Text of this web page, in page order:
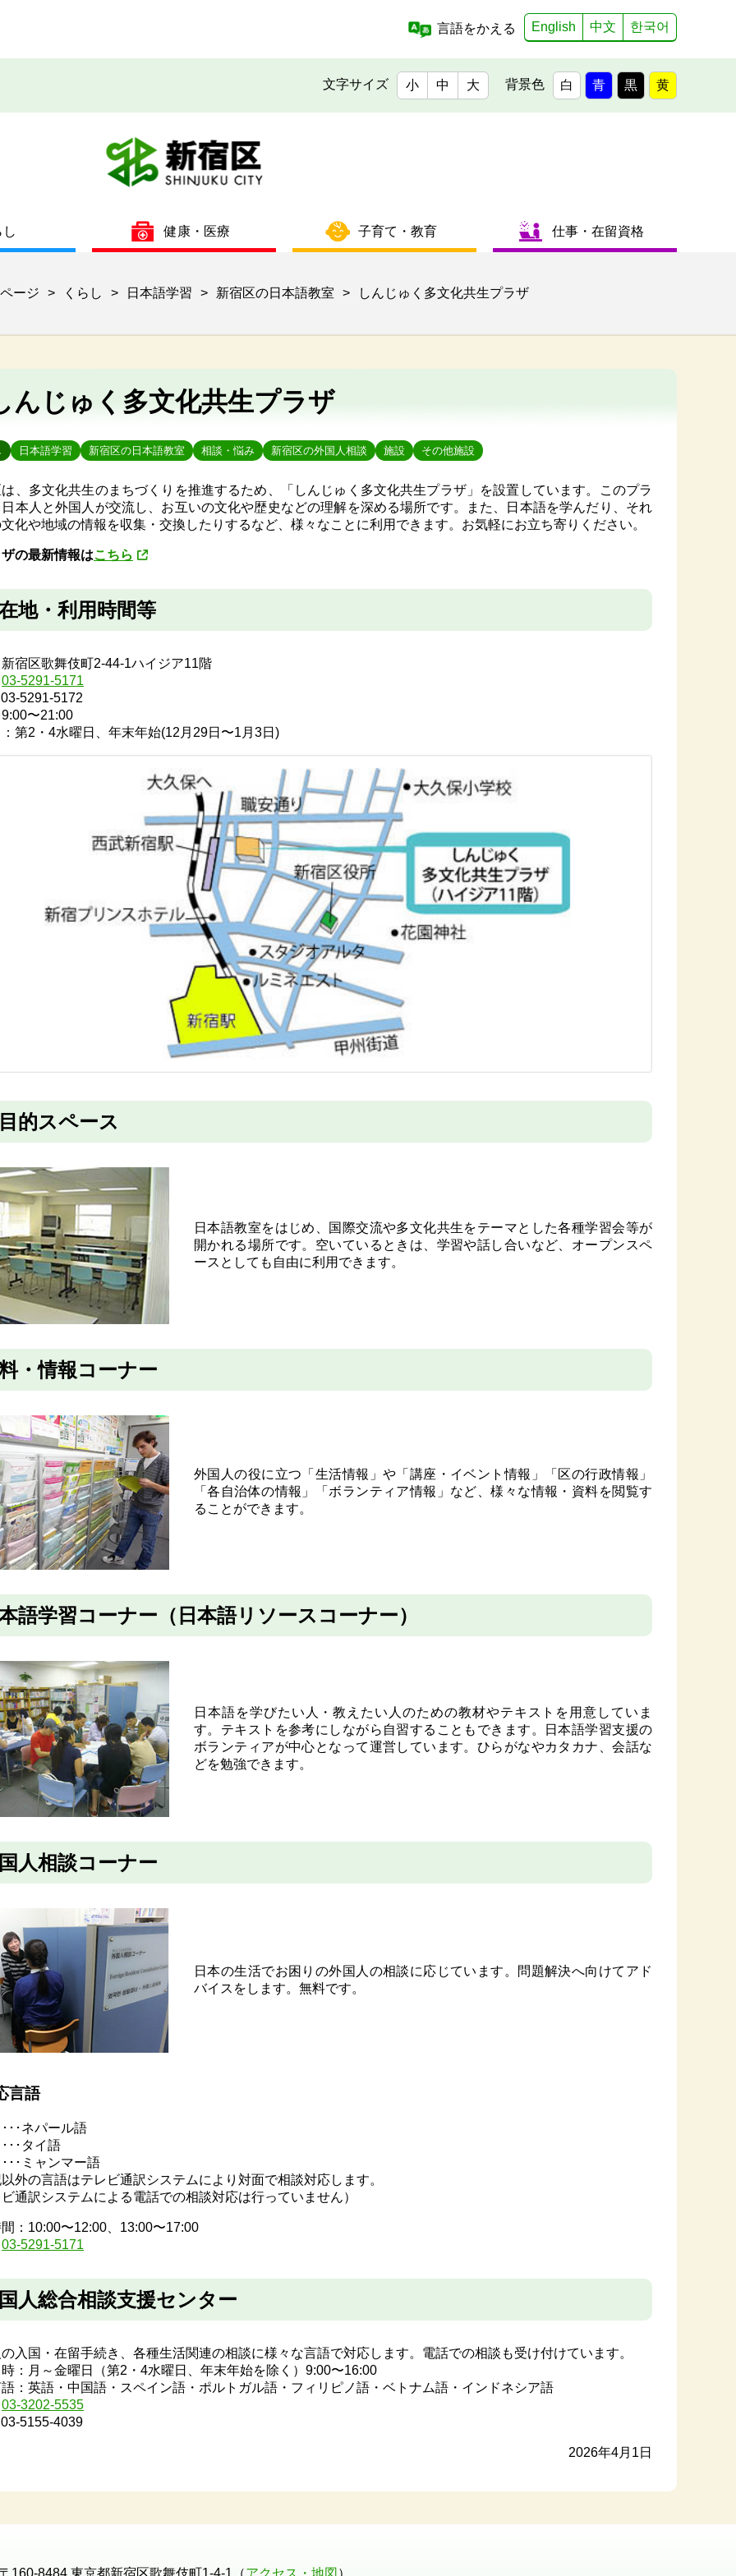
言語をかえる English 中文 한국어
文字サイズ 小 中 大 背景色 白 青 黒 黄
健康・医療 子育て・教育 仕事・在留資格
ージ > くらし > 日本語学習 > 新宿区の日本語教室 > しんじゅく多文化共生プラザ
んじゅく多文化共生プラザ
日本語学習 新宿区の日本語教室 相談・悩み 新宿区の外国人相談 施設 その他施設
、多文化共生のまちづくりを推進するため、「しんじゅく多文化共生プラザ」を設置しています。このプラ
本人と外国人が交流し、お互いの文化や歴史などの理解を深める場所です。また、日本語を学んだり、それ
化や地域の情報を収集・交換したりするなど、様々なことに利用できます。お気軽にお立ち寄りください。
の最新情報はこちら
地・利用時間等
宿区歌舞伎町2-44-1ハイジア11階
03-5291-5171
5291-5172
〜21:00
第2・4水曜日、年末年始(12月29日〜1月3日)
的スペース
日本語教室をはじめ、国際交流や多文化共生をテーマとした各種学習会等が
開かれる場所です。空いているときは、学習や話し合いなど、オープンスペ
ースとしても自由に利用できます。
・情報コーナー
外国人の役に立つ「生活情報」や「講座・イベント情報」「区の行政情報」
「各自治体の情報」「ボランティア情報」など、様々な情報・資料を閲覧す
ることができます。
語学習コーナー（日本語リソースコーナー）
日本語を学びたい人・教えたい人のための教材やテキストを用意していま
す。テキストを参考にしながら自習することもできます。日本語学習支援の
ボランティアが中心となって運営しています。ひらがなやカタカナ、会話な
どを勉強できます。
人相談コーナー
日本の生活でお困りの外国人の相談に応じています。問題解決へ向けてアド
バイスをします。無料です。
言語
･･ネパール語
･･タイ語
･･ミャンマー語
外の言語はテレビ通訳システムにより対面で相談対応します。
通訳システムによる電話での相談対応は行っていません）
：10:00〜12:00、13:00〜17:00
03-5291-5171
人総合相談支援センター
入国・在留手続き、各種生活関連の相談に様々な言語で対応します。電話での相談も受け付けています。
：月～金曜日（第2・4水曜日、年末年始を除く）9:00〜16:00
：英語・中国語・スペイン語・ポルトガル語・フィリピノ語・ベトナム語・インドネシア語
03-3202-5535
5155-4039
2026年4月1日